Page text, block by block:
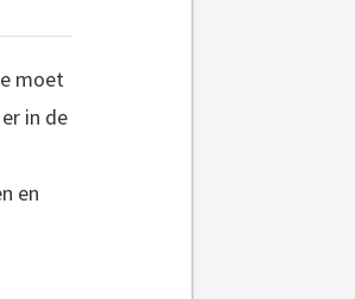
moet
in de
en